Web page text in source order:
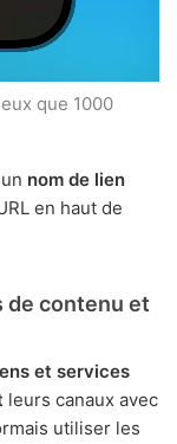
que 1000
nom de lien
en haut de
de contenu et
et services
leurs canaux avec
utiliser les